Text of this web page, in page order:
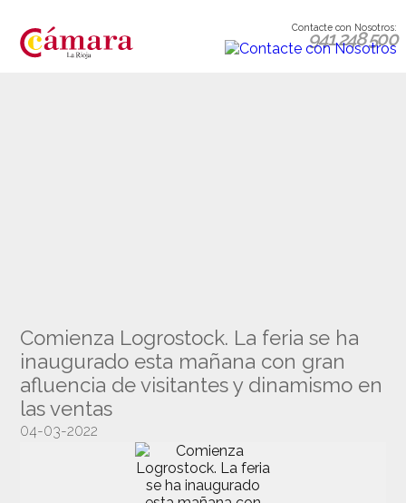
Contacte con Nosotros:
941 248 500
Comienza Logrostock. La feria se ha
inaugurado esta mañana con gran
afluencia de visitantes y dinamismo en
las ventas
04-03-2022